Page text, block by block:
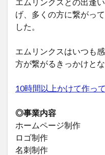
げ、多くの方に繋がっ
した。
エムリンクスはいつも
方が繋がるきっかけと
10時間以上かけて作っ
◎事業内容
ホームページ制作
ロゴ制作
名刺制作